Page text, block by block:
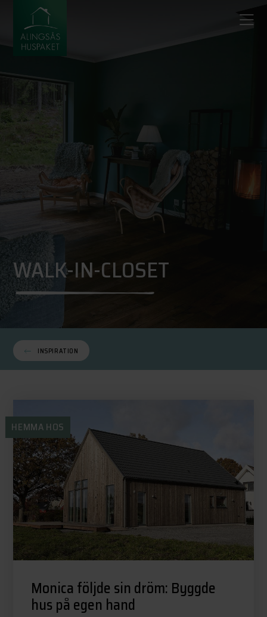
WALK-IN-CLOSET
INSPIRATION
HEMMA HOS
Monica följde sin dröm: Byggde
hus på egen hand